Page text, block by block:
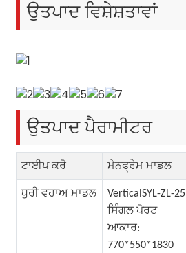
ਉਤਪਾਦ ਵਿਸ਼ੇਸ਼ਤਾਵਾਂ
ਉਤਪਾਦ ਪੈਰਾਮੀਟਰ
ਟਾਈਪ ਕਰੋ ਮੇਨਫ੍ਰੇਮ ਮਾਡਲ
ਧੁਰੀ ਵਹਾਅ ਮਾਡਲ
VerticalSYL-ZL-25
ਸਿੰਗਲ ਪੋਰਟ
ਆਕਾਰ:
770*550*1830